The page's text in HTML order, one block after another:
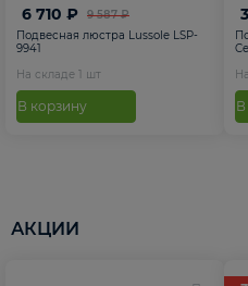
9 587 ₽
6 710 ₽
Подвесная люстра Lussole LSP-
9941
На складе 1 шт
В корзину В
АКЦИИ